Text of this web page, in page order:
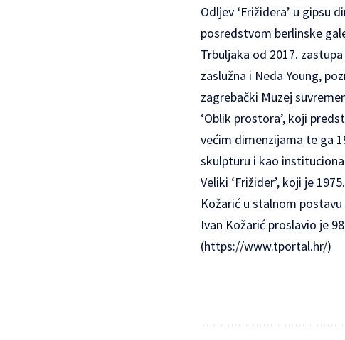
Odljev ‘Frižidera’ u gipsu
posredstvom berlinske
Trbuljaka od 2017.
zaslužna i Neda Young,
zagrebački Muzej
‘Oblik prostora’, koji
većim dimenzijama te ga
skulpturu i kao
Veliki ‘Frižider’, koji je
Kožarić u stalnom
Ivan Kožarić proslavio je
(https://www.tportal.hr/)